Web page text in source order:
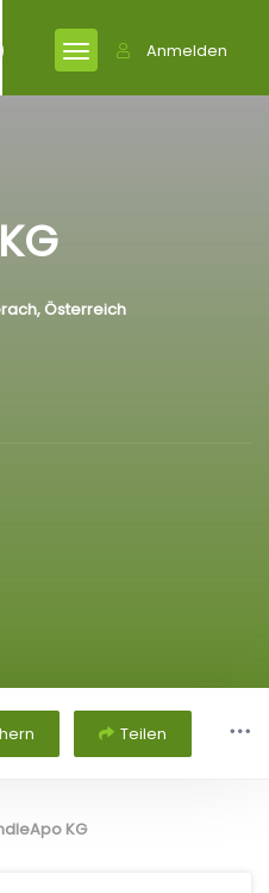
Anmelden
Österreich
Teilen
KG